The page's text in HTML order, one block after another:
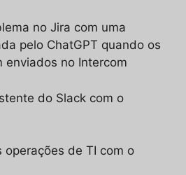
no Jira com uma
pelo ChatGPT quando os
enviados no Intercom
do Slack com o
operações de TI com o